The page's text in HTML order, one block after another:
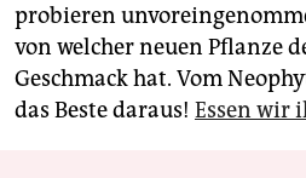
probieren
von welcher neuen Pflanze
Geschmack hat. Vom
das Beste daraus! Essen wir